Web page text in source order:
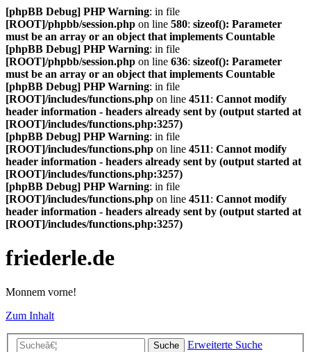
[phpBB Debug] PHP Warning: in file
[ROOT]/phpbb/session.php on line 580: sizeof(): Parameter
must be an array or an object that implements Countable
[phpBB Debug] PHP Warning: in file
[ROOT]/phpbb/session.php on line 636: sizeof(): Parameter
must be an array or an object that implements Countable
[phpBB Debug] PHP Warning: in file
[ROOT]/includes/functions.php on line 4511: Cannot modify
header information - headers already sent by (output started at
[ROOT]/includes/functions.php:3257)
[phpBB Debug] PHP Warning: in file
[ROOT]/includes/functions.php on line 4511: Cannot modify
header information - headers already sent by (output started at
[ROOT]/includes/functions.php:3257)
[phpBB Debug] PHP Warning: in file
[ROOT]/includes/functions.php on line 4511: Cannot modify
header information - headers already sent by (output started at
[ROOT]/includes/functions.php:3257)
friederle.de
Monnem vorne!
Zum Inhalt
Suche Erweiterte Suche